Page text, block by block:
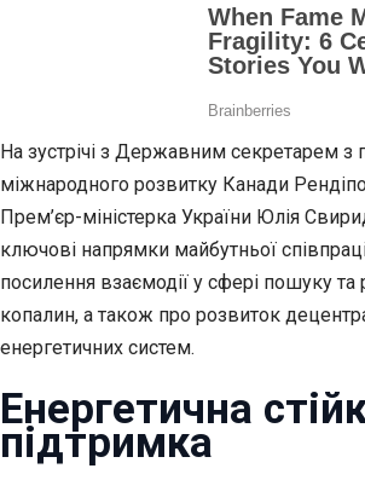
На зустрічі з Державним секретарем з
міжнародного розвитку Канади
Прем’єр-міністерка України Юлія
ключові напрямки майбутньої
посилення взаємодії у сфері пошуку
копалин, а також про розвиток
енергетичних систем.
Енергетична
підтримка